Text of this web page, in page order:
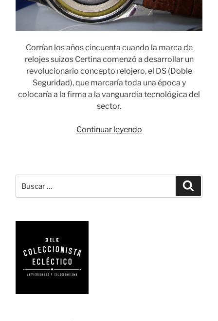
Corrían los años cincuenta cuando la marca de
relojes suizos Certina comenzó a desarrollar un
revolucionario concepto relojero, el DS (Doble
Seguridad), que marcaría toda una época y
colocaría a la firma a la vanguardia tecnológica del
sector.
Continuar leyendo«Certina
relojero
imperecedero»
por: